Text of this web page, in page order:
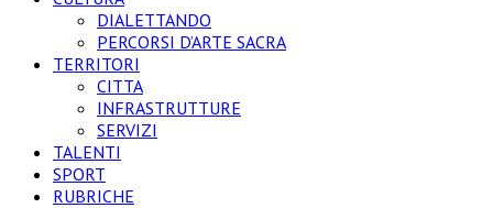
DIALETTANDO
PERCORSI D’ARTE SACRA
TERRITORI
CITTA
INFRASTRUTTURE
SERVIZI
TALENTI
SPORT
RUBRICHE